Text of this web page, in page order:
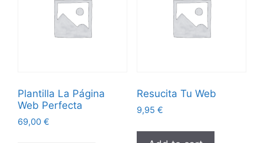
Plantilla La Página
Web Perfecta
69,00 €
Resucita Tu Web
9,95 €